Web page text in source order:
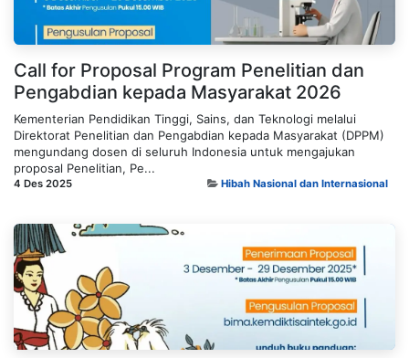
Call for Proposal Program Penelitian dan
Pengabdian kepada Masyarakat 2026
Kementerian Pendidikan Tinggi, Sains, dan Teknologi melalui
Direktorat Penelitian dan Pengabdian kepada Masyarakat (DPPM)
mengundang dosen di seluruh Indonesia untuk mengajukan
proposal Penelitian, Pe...
4 Des 2025 Hibah Nasional dan Internasional